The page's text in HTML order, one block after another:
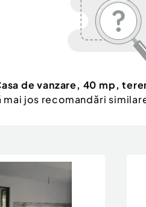
de vanzare, 40 mp,
mai jos recomandări